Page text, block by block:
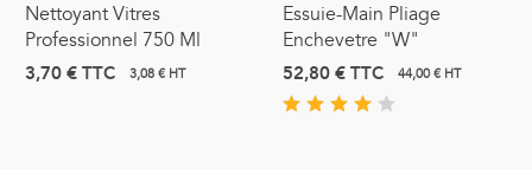
Nettoyant Vitres
Professionnel 750 Ml
3,70 €TTC 3,08 € HT
Essuie-Main Pliage
Enchevetre "W"
52,80 €TTC 44,00 € HT